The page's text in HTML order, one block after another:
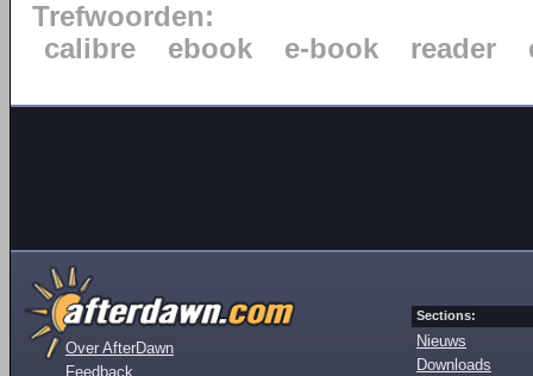
Trefwoorden:
calibre
ebook e-book reader
Over AfterDawn
Feedback
Sections:
Nieuws
Downloads